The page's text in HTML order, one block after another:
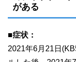
がある
■症状：
2021年6月21日